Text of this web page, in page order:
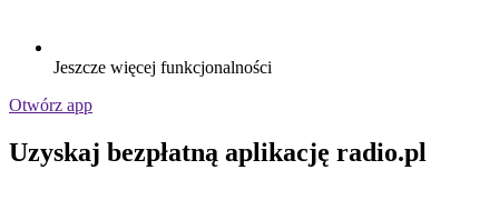
Jeszcze więcej funkcjonalności
Otwórz app
Uzyskaj bezpłatną aplikację radio.pl